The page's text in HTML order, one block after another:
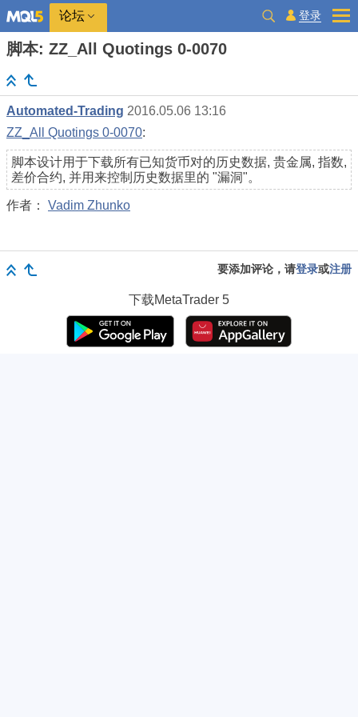
论坛 登录
脚本: ZZ_All Quotings 0-0070
Automated-Trading 2016.05.06 13:16
ZZ_All Quotings 0-0070:
脚本设计用于下载所有已知货币对的历史数据, 贵金属, 指数,
差价合约, 并用来控制历史数据里的 "漏洞"。
作者： Vadim Zhunko
要添加评论，请登录或注册
下载MetaTrader 5